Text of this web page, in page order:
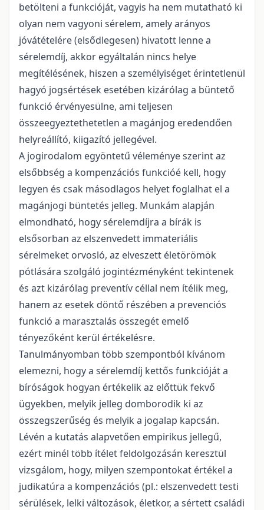
betölteni a funkcióját, vagyis ha nem mutatható ki
olyan nem vagyoni sérelem, amely arányos
jóvátételére (elsődlegesen) hivatott lenne a
sérelemdíj, akkor egyáltalán nincs helye
megítélésének, hiszen a személyiséget érintetlenül
hagyó jogsértések esetében kizárólag a büntető
funkció érvényesülne, ami teljesen
összeegyeztethetetlen a magánjog eredendően
helyreállító, kiigazító jellegével.
A jogirodalom egyöntetű véleménye szerint az
elsőbbség a kompenzációs funkcióé kell, hogy
legyen és csak másodlagos helyet foglalhat el a
magánjogi büntetés jelleg. Munkám alapján
elmondható, hogy sérelemdíjra a bírák is
elsősorban az elszenvedett immateriális
sérelmeket orvosló, az elveszett életörömök
pótlására szolgáló jogintézményként tekintenek
és azt kizárólag preventív céllal nem ítélik meg,
hanem az esetek döntő részében a prevenciós
funkció a marasztalás összegét emelő
tényezőként kerül értékelésre.
Tanulmányomban több szempontból kívánom
elemezni, hogy a sérelemdíj kettős funkcióját a
bíróságok hogyan értékelik az előttük fekvő
ügyekben, melyik jelleg domborodik ki az
összegszerűség és melyik a jogalap kapcsán.
Lévén a kutatás alapvetően empirikus jellegű,
ezért minél több ítélet feldolgozásán keresztül
vizsgálom, hogy, milyen szempontokat értékel a
judikatúra a kompenzációs (pl.: elszenvedett testi
sérülések, lelki változások, életkor, a sértett családi